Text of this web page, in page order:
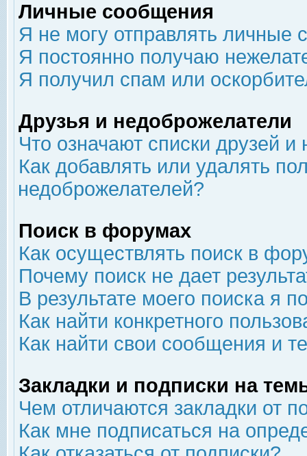
Личные сообщения
Я не могу отправлять личные
Я постоянно получаю
Я получил спам или
Друзья и недоброжелатели
Что означают списки друзей
Как добавлять или удалять
недоброжелателей?
Поиск в форумах
Как осуществлять поиск в
Почему поиск не дает
В результате моего поиска я
Как найти конкретного
Как найти свои сообщения и
Закладки и подписки на
Чем отличаются закладки от
Как мне подписаться на